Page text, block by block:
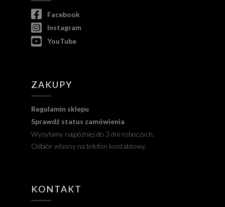
Facebook
Instagram
YouTube
ZAKUPY
Regulamin sklepu
Sprawdź status zamówienia
Wysyłamy najpóźniej do 3 dni roboczych.
Odbiór własny na telefon kontaktowy.
KONTAKT